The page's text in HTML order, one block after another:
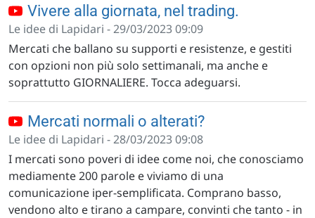
Vivere alla giornata, nel trading.
Le idee di Lapidari - 29/03/2023 09:09
Mercati che ballano su supporti e resistenze, e gestiti
con opzioni non più solo settimanali, ma anche e
soprattutto GIORNALIERE. Tocca adeguarsi.
Mercati normali o alterati?
Le idee di Lapidari - 28/03/2023 09:08
I mercati sono poveri di idee come noi, che conosciamo
mediamente 200 parole e viviamo di una
comunicazione iper-semplificata. Comprano basso,
vendono alto e tirano a campare, convinti che tanto - in